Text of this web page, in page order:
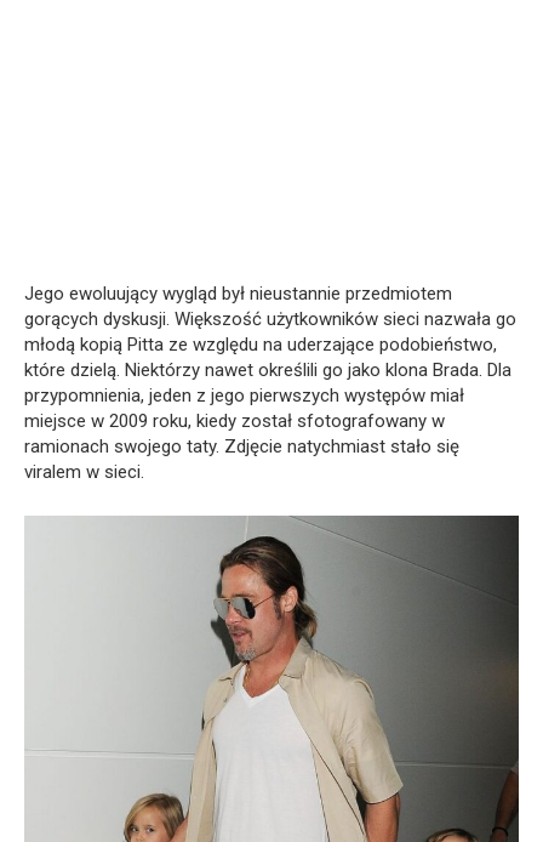
Jego ewoluujący wygląd był nieustannie przedmiotem
gorących dyskusji. Większość użytkowników sieci nazwała go
młodą kopią Pitta ze względu na uderzające podobieństwo,
które dzielą. Niektórzy nawet określili go jako klona Brada. Dla
przypomnienia, jeden z jego pierwszych występów miał
miejsce w 2009 roku, kiedy został sfotografowany w
ramionach swojego taty. Zdjęcie natychmiast stało się
viralem w sieci.